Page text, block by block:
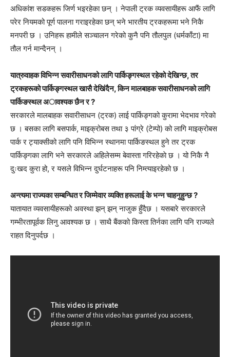
अधिकांश सडकहरू जिर्ण भइरहेका छन् । नेपाली ट्रक व्यवसायीहरू आफैं लागि
परेर नियमको पूर्ण पालना गराइरहेका छन् भने भारतीय ट्रकहरूमा भने निकै
मनपरी छ । उनिहरू हामीले सञ्चालन गरेको कुनै पनि तौलपुल (धर्मकाँटा) मा
तौल गर्न मान्दैनन् ।
यात्रुवाहक विभिन्न सवारीसाधनको लागि पार्किङ्गस्थल रहेको देखिन्छ, तर
ट्रकहरूको पार्किङ्गस्थल खासै देखिंदैन, किन मालबाहक सवारीसाधनको लागि
पार्किङस्थल अावश्यक छैन र ?
सरकारले मालबाहक सवारीसाधन (ट्रक) लाई पार्किङ्गको कुरामा भेदभाव गरेको
छ । बसका लागि बसपार्क, माइक्रोबस तथा ३ पांग्रे (टेम्पो) को लागि माइक्रोबस
पार्क र ट्याक्सीको लागि पनि विभिन्न स्थानमा पार्किङस्थल हुने तर ट्रक
पार्किङ्गका लागि भने सरकारले अहिलेसम्म बेवास्ता गरिरहेकाे छ । यो निकै नै
दुःखद कुरा हो, र यसले विभिन्न दुर्घटनाहरू पनि निम्त्याइरहेको छ ।
अन्त्यमा राज्यका सम्बन्धित र जिम्मेवार व्यक्ति हरूलाई के भन्न चाहनुहुन्छ ?
यातायात व्यवसायीहरूको अवस्था झन् झन् नाजुक हुँदैछ । यसबारे सरकारले
गम्भीरतापूर्वक लिनु आवश्यक छ । साथै बैंकको किस्ता तिर्नका लागि पनि राज्यले
राहत दिनुपर्दछ ।